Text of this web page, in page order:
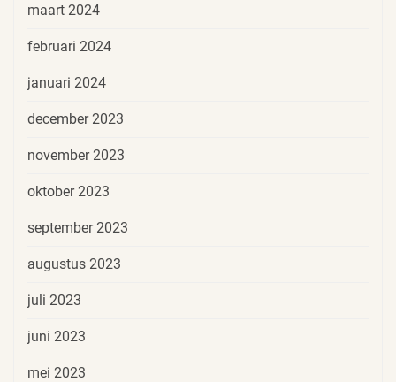
maart 2024
februari 2024
januari 2024
december 2023
november 2023
oktober 2023
september 2023
augustus 2023
juli 2023
juni 2023
mei 2023